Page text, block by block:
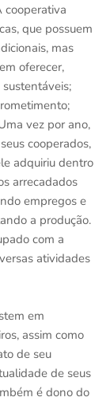
cooperativa
que possuem
mas
oferecer,
vez por ano,
cooperados,
adquiriu dentro
arrecadados
empregos e
a produção.
com a
atividades
em
assim como
de seu
de seus
é dono do